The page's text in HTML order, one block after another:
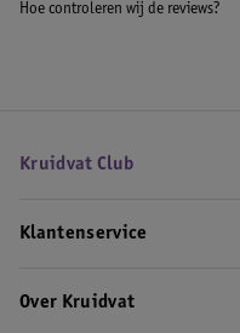
Hoe controleren wij de reviews?
Kruidvat Club
Klantenservice
Over Kruidvat